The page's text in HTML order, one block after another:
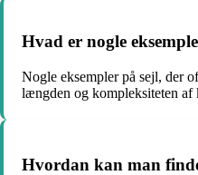
Hvad er nogle
Nogle eksempler på sejl, der
længden og kompleksiteten af
Hvordan kan man